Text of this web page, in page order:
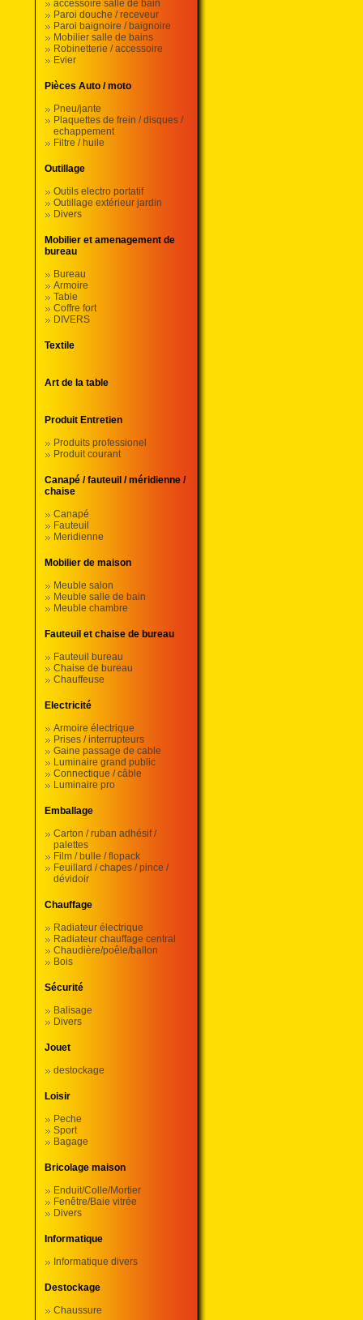
accessoire salle de bain
Paroi douche / receveur
Paroi baignoire / baignoire
Mobilier salle de bains
Robinetterie / accessoire
Evier
Pièces Auto / moto
Pneu/jante
Plaquettes de frein / disques /
echappement
Filtre / huile
Outillage
Outils electro portatif
Outillage extérieur jardin
Divers
Mobilier et amenagement de
bureau
Bureau
Armoire
Table
Coffre fort
DIVERS
Textile
Art de la table
Produit Entretien
Produits professionel
Produit courant
Canapé / fauteuil / méridienne /
chaise
Canapé
Fauteuil
Meridienne
Mobilier de maison
Meuble salon
Meuble salle de bain
Meuble chambre
Fauteuil et chaise de bureau
Fauteuil bureau
Chaise de bureau
Chauffeuse
Electricité
Armoire électrique
Prises / interrupteurs
Gaine passage de cable
Luminaire grand public
Connectique / câble
Luminaire pro
Emballage
Carton / ruban adhésif /
palettes
Film / bulle / flopack
Feuillard / chapes / pince /
dévidoir
Chauffage
Radiateur électrique
Radiateur chauffage central
Chaudière/poêle/ballon
Bois
Sécurité
Balisage
Divers
Jouet
destockage
Loisir
Peche
Sport
Bagage
Bricolage maison
Enduit/Colle/Mortier
Fenêtre/Baie vitrée
Divers
Informatique
Informatique divers
Destockage
Chaussure